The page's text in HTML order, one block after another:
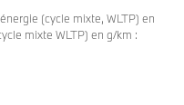
(cycle mixte, WLTP) en
mixte WLTP) en g/km :